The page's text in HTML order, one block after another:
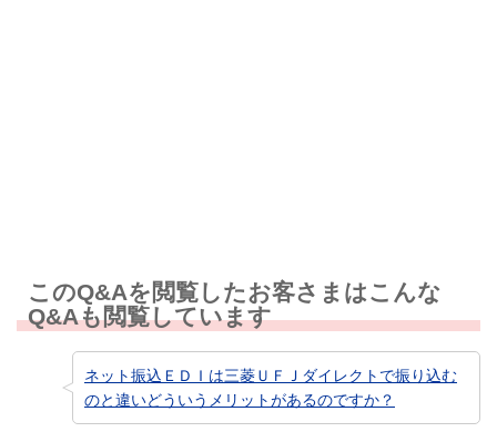
このQ&Aを閲覧したお客さまはこんな
Q&Aも閲覧しています
ネット振込ＥＤＩは三菱ＵＦＪダイレクトで振り込む
のと違いどういうメリットがあるのですか？